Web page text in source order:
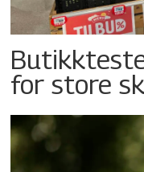
for store